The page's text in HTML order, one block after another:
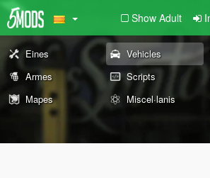
Show Adult
Eines Vehicles
Armes
Scripts
Mapes
Miscel·lanis